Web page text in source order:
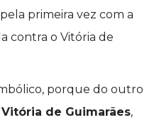
pela primeira vez com a
contra o Vitória de
porque do outro
Vitória de Guimarães,